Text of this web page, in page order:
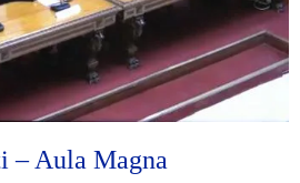
– Aula Magna